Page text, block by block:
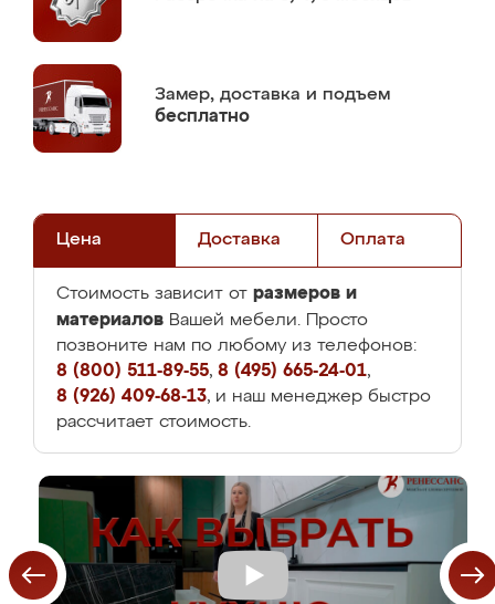
Замер, доставка и подъем
бесплатно
Цена Доставка Оплата
Стоимость зависит от размеров и
материалов Вашей мебели. Просто
позвоните нам по любому из телефонов:
8 (800) 511-89-55, 8 (495) 665-24-01,
8 (926) 409-68-13, и наш менеджер быстро
рассчитает стоимость.